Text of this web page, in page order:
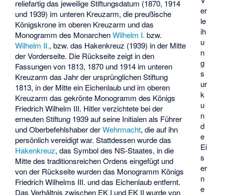
er
le
ih
u
n
g
s
ur
k
u
n
d
e
Ei
s
er
n
e
reliefartig das jeweilige Stiftungsdatum (1870, 1914
und 1939) im unteren Kreuzarm, die preußische
Königskrone im oberen Kreuzarm und das
Monogramm des MonarchenWilhelm I. bzw.
Wilhelm II., bzw. das Hakenkreuz (1939) in der Mitte
der Vorderseite. Die Rückseite zeigt in den
Fassungen von 1813, 1870 und 1914 im unteren
Kreuzarm das Jahr der ursprünglichen Stiftung
1813, in der Mitte ein Eichenlaub und im oberen
Kreuzarm das gekrönte Monogramm des Königs
Friedrich Wilhelm III. Hitler verzichtete bei der
erneuten Stiftung 1939 auf seine Initialen als Führer
und Oberbefehlshaber derWehrmacht, die auf ihn
persönlich vereidigt war. Stattdessen wurde das
Hakenkreuz, das Symbol des NS-Staates, in die
Mitte des traditionsreichen Ordens eingefügt und
von der Rückseite wurden das Monogramm Königs
Friedrich Wilhelms III. und das Eichenlaub entfernt.
Das Verhältnis zwischen EK I und EK II wurde von